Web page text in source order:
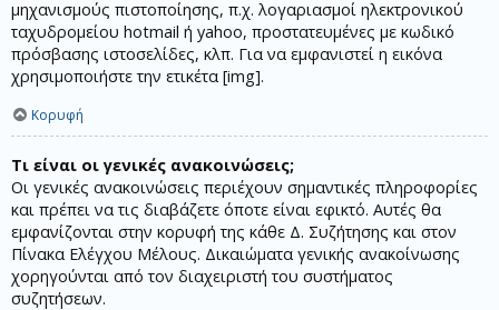
μηχανισμούς πιστοποίησης, π.χ. λογαριασμοί ηλεκτρονικού
ταχυδρομείου hotmail ή yahoo, προστατευμένες με κωδικό
πρόσβασης ιστοσελίδες, κλπ. Για να εμφανιστεί η εικόνα
χρησιμοποιήστε την ετικέτα [img].
Κορυφή
Τι είναι οι γενικές ανακοινώσεις;
Οι γενικές ανακοινώσεις περιέχουν σημαντικές πληροφορίες
και πρέπει να τις διαβάζετε όποτε είναι εφικτό. Αυτές θα
εμφανίζονται στην κορυφή της κάθε Δ. Συζήτησης και στον
Πίνακα Ελέγχου Μέλους. Δικαιώματα γενικής ανακοίνωσης
χορηγούνται από τον διαχειριστή του συστήματος
συζητήσεων.